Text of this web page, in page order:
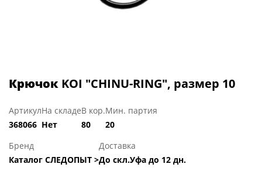
Крючок KOI "CHINU-RING", размер 10
Артикул
368066
На складе
Нет
В кор.
80
Мин. партия
20
Бренд
Каталог СЛЕДОПЫТ >
Доставка
До скл.Уфа до 12 дн.